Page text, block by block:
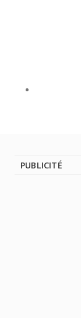
PUBLICITÉ